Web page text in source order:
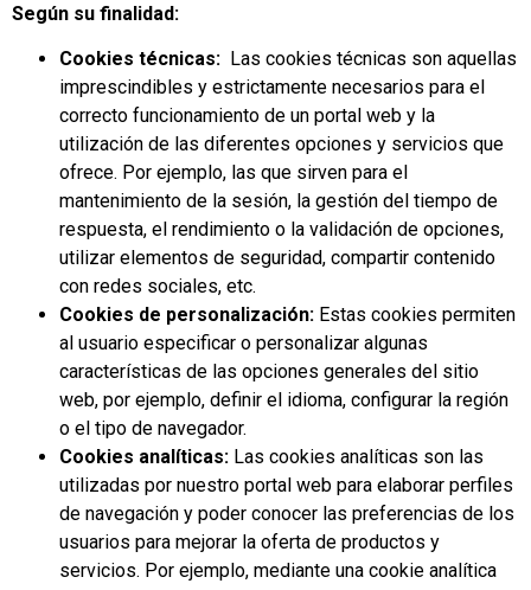
Según su finalidad:
Cookies técnicas: Las cookies técnicas son aquellas
imprescindibles y estrictamente necesarios para el
correcto funcionamiento de un portal web y la
utilización de las diferentes opciones y servicios que
ofrece. Por ejemplo, las que sirven para el
mantenimiento de la sesión, la gestión del tiempo de
respuesta, el rendimiento o la validación de opciones,
utilizar elementos de seguridad, compartir contenido
con redes sociales, etc.
Cookies de personalización: Estas cookies permiten
al usuario especificar o personalizar algunas
características de las opciones generales del sitio
web, por ejemplo, definir el idioma, configurar la región
o el tipo de navegador.
Cookies analíticas: Las cookies analíticas son las
utilizadas por nuestro portal web para elaborar perfiles
de navegación y poder conocer las preferencias de los
usuarios para mejorar la oferta de productos y
servicios. Por ejemplo, mediante una cookie analítica